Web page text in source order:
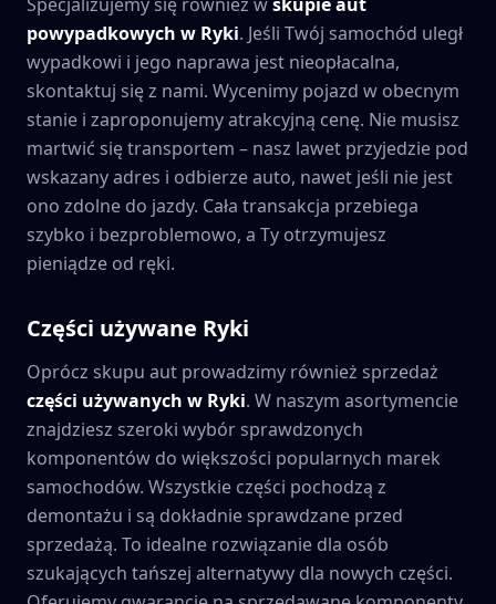
powypadkowych w Ryki. Jeśli Twój samochód uległ
wypadkowi i jego naprawa jest nieopłacalna,
skontaktuj się z nami. Wycenimy pojazd w obecnym
stanie i zaproponujemy atrakcyjną cenę. Nie musisz
martwić się transportem – nasz lawet przyjedzie pod
wskazany adres i odbierze auto, nawet jeśli nie jest
ono zdolne do jazdy. Cała transakcja przebiega
szybko i bezproblemowo, a Ty otrzymujesz
pieniądze od ręki.
Części używane Ryki
Oprócz skupu aut prowadzimy również sprzedaż
części używanych w Ryki. W naszym asortymencie
znajdziesz szeroki wybór sprawdzonych
komponentów do większości popularnych marek
samochodów. Wszystkie części pochodzą z
demontażu i są dokładnie sprawdzane przed
sprzedażą. To idealne rozwiązanie dla osób
szukających tańszej alternatywy dla nowych części.